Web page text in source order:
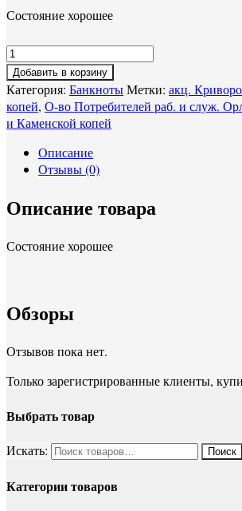
Состояние хорошее
Добавить в корзину
Категория: БанкнотыМетки: акц.
копей, О-во Потребителей раб. и служ.
и Каменской копей
Описание
Отзывы (0)
Описание товара
Состояние хорошее
Обзоры
Отзывов пока нет.
Только зарегистрированные клиенты,
Выбрать товар
Искать:
Категории товаров